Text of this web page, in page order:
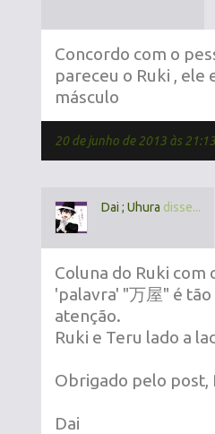
Concordo com o
pareceu o Ruki , ele
másculo
20 de junho de 2013 às 21:13
Dai ; Uhura disse...
Coluna do Ruki com
'palavra' "万屋" é
atenção.
Ruki e Teru lado a
Obrigado pelo post,
Dai